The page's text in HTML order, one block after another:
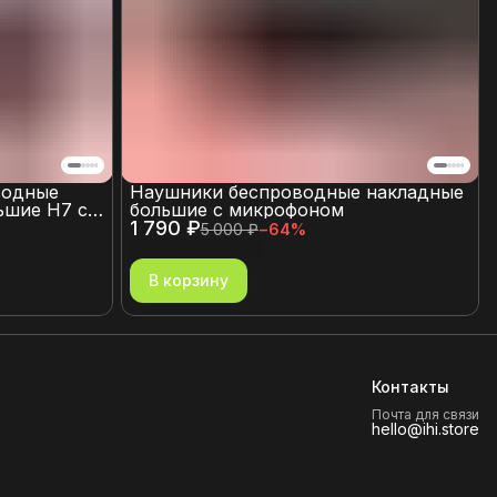
H7 с
и
1 790 ₽5 000 ₽−64%
Наушники беспроводные накладные
большие с микрофоном
В корзину
Контакты
Почта для связи
hello@ihi.store